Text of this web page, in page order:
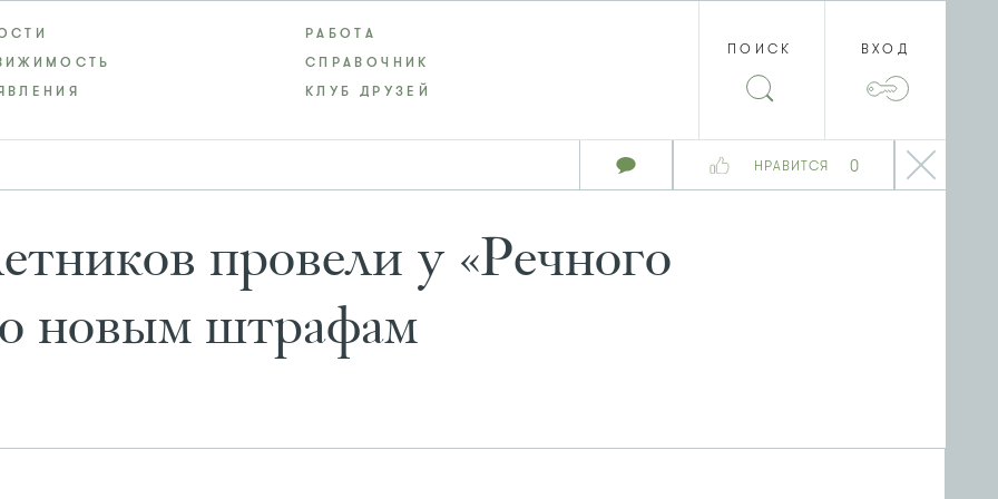
НРАВИТСЯ 0
РАБОТА
СПРАВОЧНИК
КЛУБ ДРУЗЕЙ
ПОИСК ВХОД
провели у «Речного
новым штрафам